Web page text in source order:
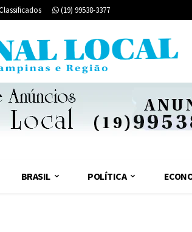
(19) 99538-3377
BRASIL POLÍTICA